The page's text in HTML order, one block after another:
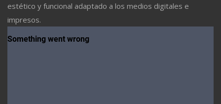
estético y funcional adaptado a los medios digitales e
impresos.